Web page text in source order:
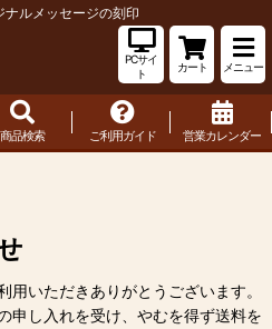
ルメッセージの刻印
PCサイ
ト
カート メニュー
商品検索 ご利用ガイド 営業カレンダー
いただきありがとうございます。
申し入れを受け、やむを得ず送料を